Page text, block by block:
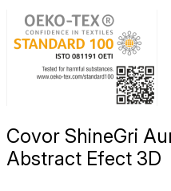
Covor ShineGri
Abstract Efect 3D